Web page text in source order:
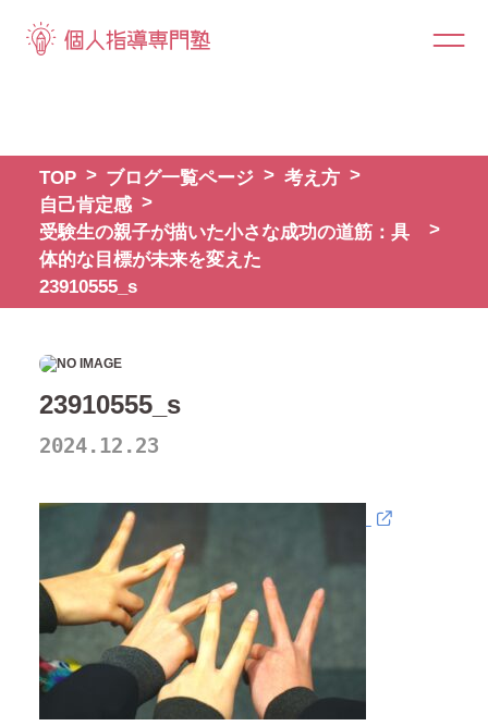
TOP ブログ一覧ページ
考え方
自己肯定感
受験生の親子が描いた小さな成功の道筋：具
体的な目標が未来を変えた
23910555_s
23910555_s
2024.12.23